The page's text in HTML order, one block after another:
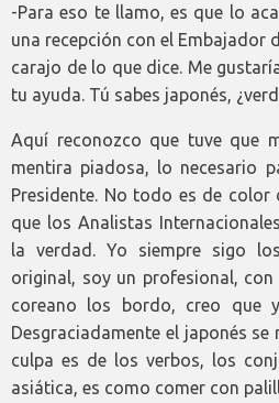
-Para eso te llamo, es que lo
una recepción con el Embajador
carajo de lo que dice. Me
tu ayuda. Tú sabes japonés,
Aquí reconozco que tuve que
mentira piadosa, lo necesario
Presidente. No todo es de color
que los Analistas
la verdad. Yo siempre sigo
original, soy un profesional,
coreano los bordo, creo que
Desgraciadamente el japonés
culpa es de los verbos, los
asiática, es como comer con